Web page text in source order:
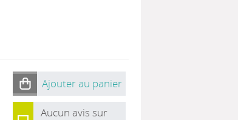
Ajouter au panier
Aucun avis sur